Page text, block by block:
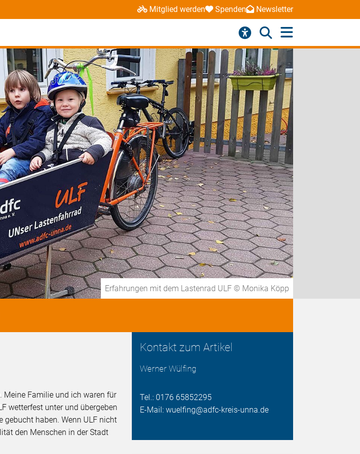
Mitglied werden Spenden Newsletter
Erfahrungen mit dem Lastenrad ULF © Monika Köpp
Kontakt zum Artikel
Werner Wülfing
Tel.: 0176 65852295
E-Mail: wuelfing@adfc-kreis-unna.de
Meine Familie und ich waren für
wetterfest unter und übergeben
gebucht haben. Wenn ULF nicht
den Menschen in der Stadt